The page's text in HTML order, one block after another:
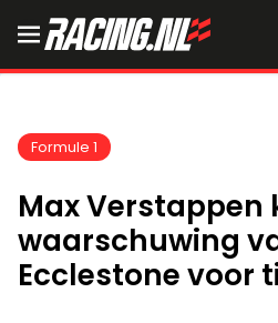
Formule 1
Max Verstappen
waarschuwing
Ecclestone voor